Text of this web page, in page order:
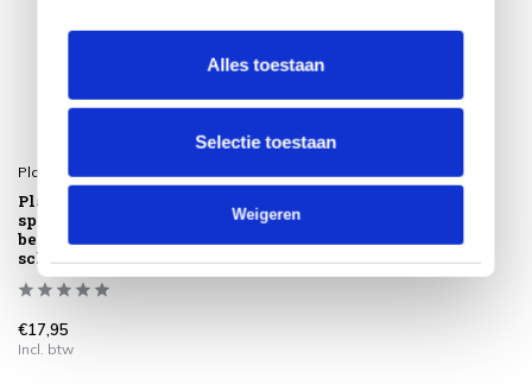
Alles toestaan
Selectie toestaan
Weigeren
Platinum
Platinum Sun & Shade M10
spanmoer voor de
bevestiging van een
schaduwdoek
€17,95
Incl. btw